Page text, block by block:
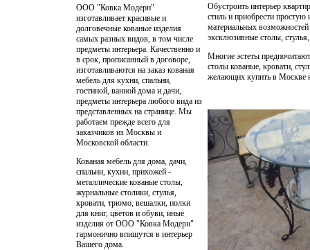
ООО "Ковка Модерн"
изготавливает красивые и
долговечные кованые изделия
самых разных видов, в том числе
предметы интерьера. Качественно и
в срок, прописанный в договоре,
изготавливаются на заказ кованая
мебель для кухни, спальни,
гостиной, ванной дома и дачи,
предметы интерьера любого вида из
представленных на странице. Мы
работаем прежде всего для
заказчиков из Москвы и
Московской области.
Кованая мебель для дома, дачи,
спальни, кухни, прихожей -
металлические кованые столы,
журнальные столики, стулья,
кровати, трюмо, вешалки, полки
для книг, цветов и обуви, иные
изделия от ООО "Ковка Модерн"
гармонично впишутся в интерьер
Вашего дома.
Обустроить интерьер
стиль и приобрести
материальных
эксклюзивные столы,
Многие эстеты
столы кованые, кровати,
желающих купить в Москве